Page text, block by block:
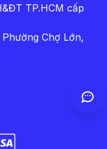
TP.HCM cấp
Chợ Lớn,